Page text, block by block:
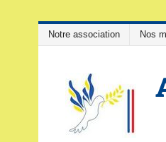
Notre association Nos